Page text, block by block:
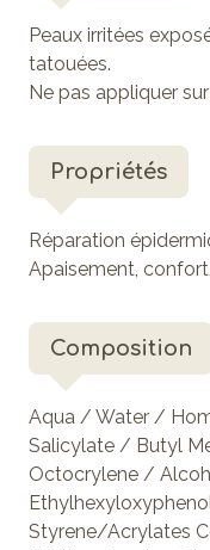
Peaux irritées
tatouées.
Ne pas appliquer
Propriétés
Réparation
Apaisement,
Composition
Aqua / Water /
Salicylate / Butyl
Octocrylene /
Styrene/Acrylates